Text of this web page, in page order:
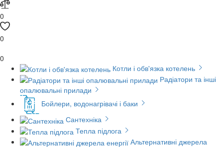
0
0
0
Котли і обв'язка котелень
Радіатори та інші
опалювальні прилади
Бойлери, водонагрівачі і баки
Сантехніка
Тепла підлога
Альтернативні джерела